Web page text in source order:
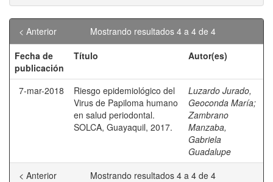
Mostrando resultados 4 a 4 de 4
< Anterior
Fecha de
publicación
Título Autor(es)
7-mar-2018
Riesgo epidemiológico del
Virus de Papiloma humano
en salud periodontal.
SOLCA, Guayaquil, 2017.
Luzardo Jurado,
Geoconda María;
Zambrano
Manzaba,
Gabriela
Guadalupe
Mostrando resultados 4 a 4 de 4
< Anterior